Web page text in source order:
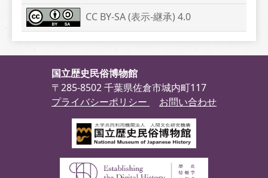
CC BY-SA (表示-継承) 4.0
国立歴史民俗博物館
〒285-8502 千葉県佐倉市城内町117
プライバシーポリシー
お問い合わせ